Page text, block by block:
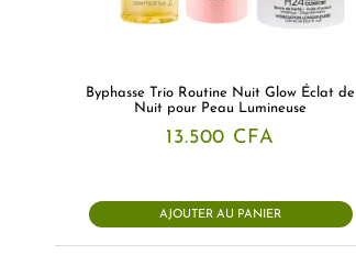
Byphasse Trio Routine Nuit Glow Éclat de
Nuit pour Peau Lumineuse
13.500 CFA
AJOUTER AU PANIER